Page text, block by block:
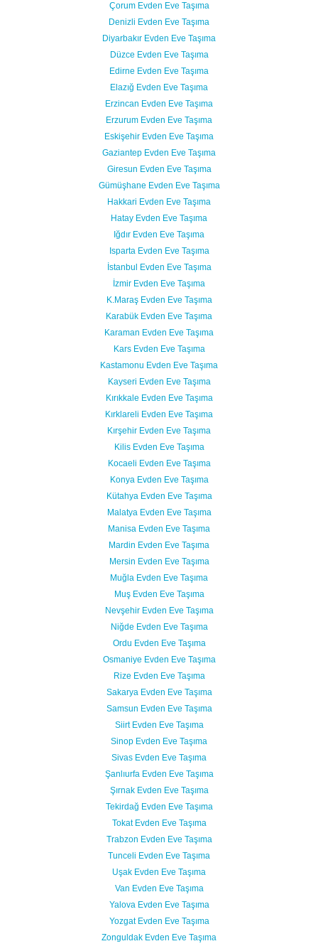
Çorum Evden Eve Taşıma
Denizli Evden Eve Taşıma
Diyarbakır Evden Eve Taşıma
Düzce Evden Eve Taşıma
Edirne Evden Eve Taşıma
Elazığ Evden Eve Taşıma
Erzincan Evden Eve Taşıma
Erzurum Evden Eve Taşıma
Eskişehir Evden Eve Taşıma
Gaziantep Evden Eve Taşıma
Giresun Evden Eve Taşıma
Gümüşhane Evden Eve Taşıma
Hakkari Evden Eve Taşıma
Hatay Evden Eve Taşıma
Iğdır Evden Eve Taşıma
Isparta Evden Eve Taşıma
İstanbul Evden Eve Taşıma
İzmir Evden Eve Taşıma
K.Maraş Evden Eve Taşıma
Karabük Evden Eve Taşıma
Karaman Evden Eve Taşıma
Kars Evden Eve Taşıma
Kastamonu Evden Eve Taşıma
Kayseri Evden Eve Taşıma
Kırıkkale Evden Eve Taşıma
Kırklareli Evden Eve Taşıma
Kırşehir Evden Eve Taşıma
Kilis Evden Eve Taşıma
Kocaeli Evden Eve Taşıma
Konya Evden Eve Taşıma
Kütahya Evden Eve Taşıma
Malatya Evden Eve Taşıma
Manisa Evden Eve Taşıma
Mardin Evden Eve Taşıma
Mersin Evden Eve Taşıma
Muğla Evden Eve Taşıma
Muş Evden Eve Taşıma
Nevşehir Evden Eve Taşıma
Niğde Evden Eve Taşıma
Ordu Evden Eve Taşıma
Osmaniye Evden Eve Taşıma
Rize Evden Eve Taşıma
Sakarya Evden Eve Taşıma
Samsun Evden Eve Taşıma
Siirt Evden Eve Taşıma
Sinop Evden Eve Taşıma
Sivas Evden Eve Taşıma
Şanlıurfa Evden Eve Taşıma
Şırnak Evden Eve Taşıma
Tekirdağ Evden Eve Taşıma
Tokat Evden Eve Taşıma
Trabzon Evden Eve Taşıma
Tunceli Evden Eve Taşıma
Uşak Evden Eve Taşıma
Van Evden Eve Taşıma
Yalova Evden Eve Taşıma
Yozgat Evden Eve Taşıma
Zonguldak Evden Eve Taşıma